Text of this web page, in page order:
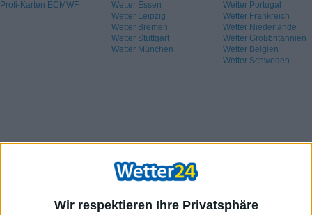
Wir respektieren Ihre Privatsphäre
Profi-Karten ECMWF
Wetter Essen
Wetter Leipzig
Wetter Bremen
Wetter Stuttgart
Wetter München
Wetter Portugal
Wetter Frankreich
Wetter Niederlande
Wetter Großbritannien
Wetter Belgien
Wetter Schweden